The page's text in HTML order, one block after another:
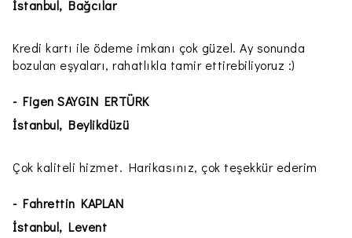
İstanbul, Bağcılar
Kredi kartı ile ödeme imkanı çok güzel. Ay sonunda
bozulan eşyaları, rahatlıkla tamir ettirebiliyoruz :)
- Figen SAYGIN ERTÜRK
İstanbul, Beylikdüzü
Çok kaliteli hizmet. Harikasınız, çok teşekkür ederim
- Fahrettin KAPLAN
İstanbul, Levent